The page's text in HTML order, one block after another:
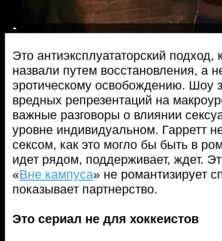
Это антиэксплуататорский подход,
назвали путем восстановления, а
эротическому освобождению. Шоу
вредных репрезентаций на
важные разговоры о влиянии
уровне индивидуальном. Гарретт
сексом, как это могло бы быть в
идет рядом, поддерживает, ждет.
«Вне кампуса» не романтизирует
показывает партнерство.
Это сериал не для хоккеистов